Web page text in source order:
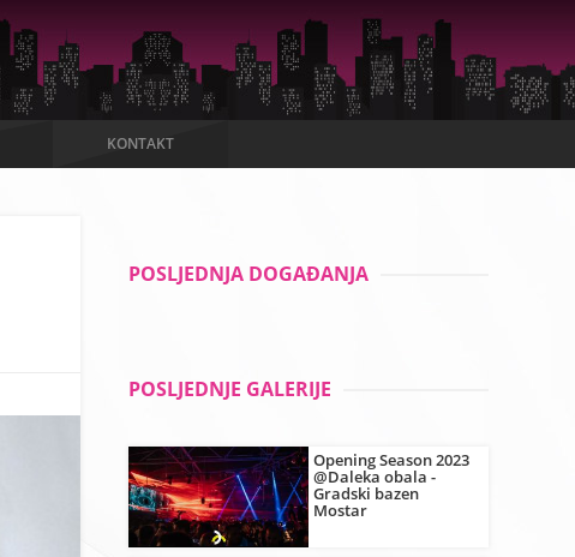
KONTAKT
POSLJEDNJA DOGAĐANJA
POSLJEDNJE GALERIJE
Opening Season 2023
@Daleka obala -
Gradski bazen
Mostar